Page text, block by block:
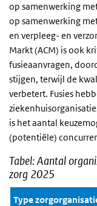
op samenwerking
op samenwerking
en verpleeg- en
Markt (ACM) is ook
fusieaanvragen,
stijgen, terwijl de
verbetert. Fusies
is het aantal
(potentiële)
Tabel: Aantal
zorg 2025
Type